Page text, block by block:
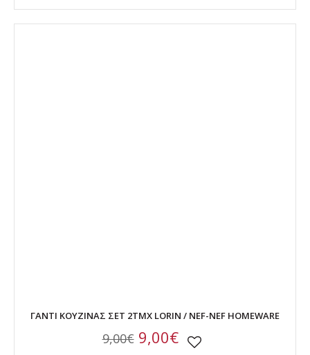
ΓΑΝΤΙ ΚΟΥΖΙΝΑΣ ΣΕΤ 2ΤΜΧ LORIN / NEF-NEF HOMEWARE
9,00€9,00€